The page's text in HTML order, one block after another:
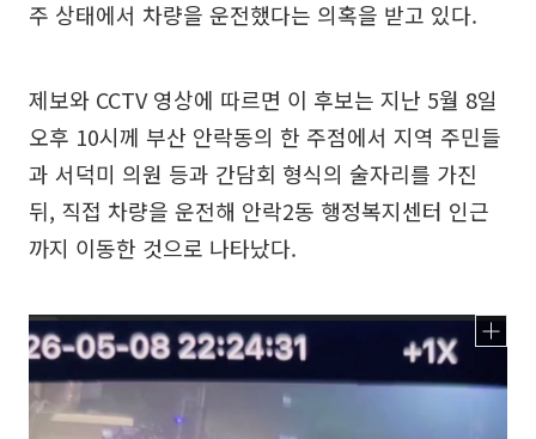
주 상태에서 차량을 운전했다는 의혹을 받고 있다.
제보와 CCTV 영상에 따르면 이 후보는 지난 5월 8일
오후 10시께 부산 안락동의 한 주점에서 지역 주민들
과 서덕미 의원 등과 간담회 형식의 술자리를 가진
뒤, 직접 차량을 운전해 안락2동 행정복지센터 인근
까지 이동한 것으로 나타났다.